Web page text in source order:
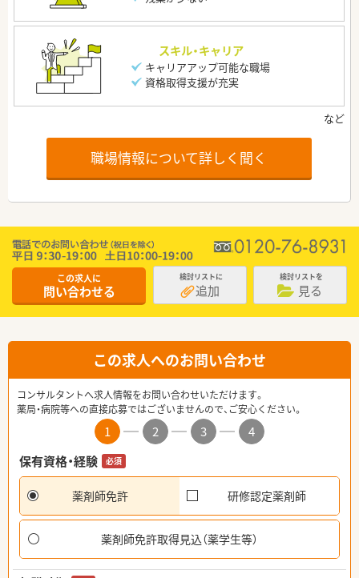
スキル・キャリア
キャリアアップ可能な職場
資格取得支援が充実
職場情報について詳しく聞く
この求人に
問い合わせる
検討リストに
追加
検討リストを
見る
この求人へのお問い合わせ
コンサルタントへ求人情報をお問い合わせいただけます。
薬局・病院等への直接応募ではございませんので、ご安心ください。
1 2 3
4
保有資格・経験
必須
薬剤師免許 研修認定薬剤師
薬剤師免許取得見込（薬学生等）